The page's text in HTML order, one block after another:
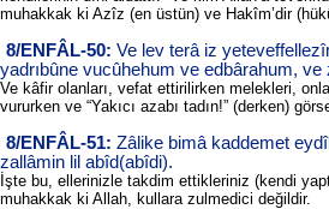
muhakkak ki Azîz (en üstün) ve Hakîm’dir
8/ENFÂL-50: Ve lev terâ iz
yadrıbûne vucûhehum ve edbârahum,
Ve kâfir olanları, vefat ettirilirken melekleri,
vururken ve “Yakıcı azabı tadın!” (derken)
8/ENFÂL-51: Zâlike bimâ kaddemet
zallâmin lil abîd(abîdi).
İşte bu, ellerinizle takdim ettikleriniz (kendi
muhakkak ki Allah, kullara zulmedici değildir.